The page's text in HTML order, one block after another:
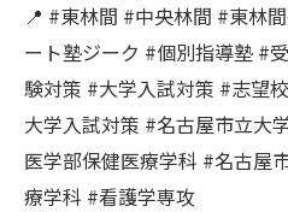
📍 #東林間 #中央林間 #東林
ート塾ジーク #個別指導塾 #
験対策 #大学入試対策 #志望
大学入試対策 #名古屋市立大
医学部保健医療学科 #名古屋
療学科 #看護学専攻